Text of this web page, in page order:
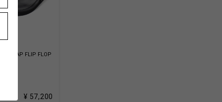
STRAP FLIP FLOP
¥ 57,200